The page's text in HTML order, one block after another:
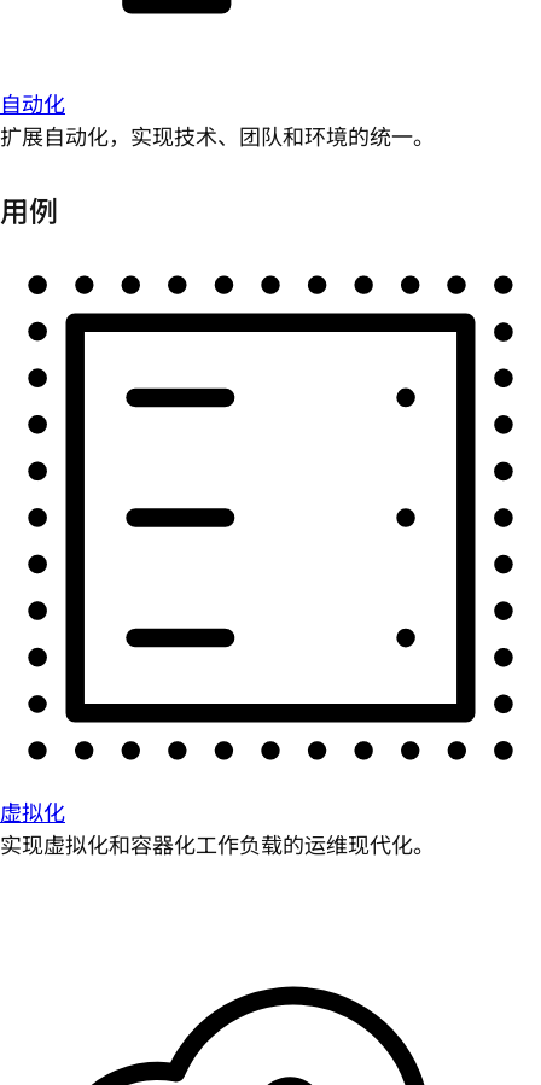
自动化
扩展自动化，实现技术、团队和环境的统一。
用例
虚拟化
实现虚拟化和容器化工作负载的运维现代化。